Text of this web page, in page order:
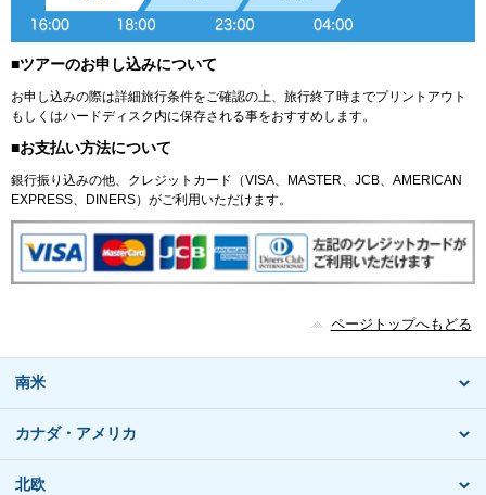
■ツアーのお申し込みについて
お申し込みの際は詳細旅行条件をご確認の上、旅行終了時までプリントアウト
もしくはハードディスク内に保存される事をおすすめします。
■お支払い方法について
銀行振り込みの他、クレジットカード（VISA、MASTER、JCB、AMERICAN
EXPRESS、DINERS）がご利用いただけます。
ページトップへもどる
南米
カナダ・アメリカ
北欧